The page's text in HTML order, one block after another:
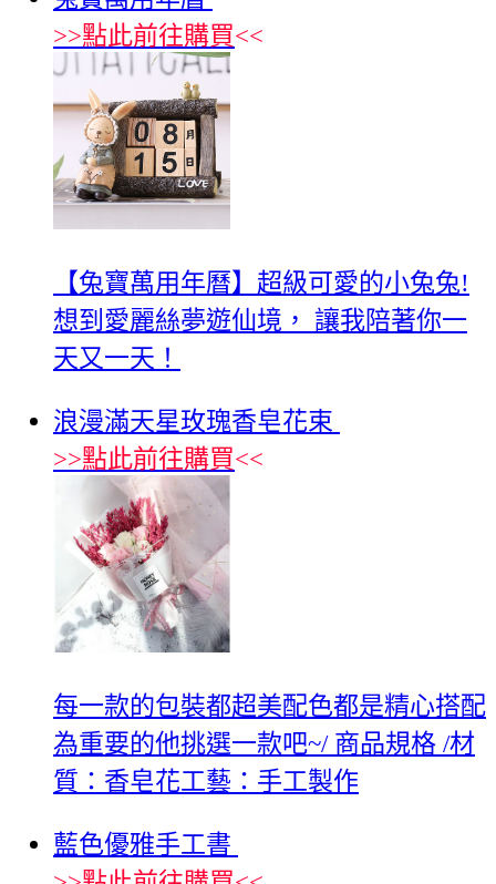
>>點此前往購買<<
【兔寶萬用年曆】超級可愛的小兔兔!
想到愛麗絲夢遊仙境， 讓我陪著你一
天又一天！
浪漫滿天星玫瑰香皂花束
>>點此前往購買<<
每一款的包裝都超美配色都是精心搭配
為重要的他挑選一款吧~/ 商品規格 /材
質：香皂花工藝：手工製作
藍色優雅手工書